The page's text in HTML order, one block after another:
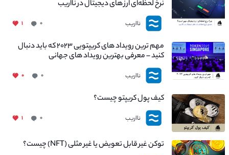
نرخ لحظه‌ای ارز های دیجیتال در نااریب
نااریب ۰ ۱
مهم ترین رویداد های کریپتویی ۲۰۲۳ که باید دنبال
کنید – معرفی بهترین رویداد های جهانی
نااریب ۰ ۰
کیف پول کریپتو چیست؟
نااریب ۰ ۱
توکن غیر قابل تعویض یا غیر مثلی (NFT) چیست؟